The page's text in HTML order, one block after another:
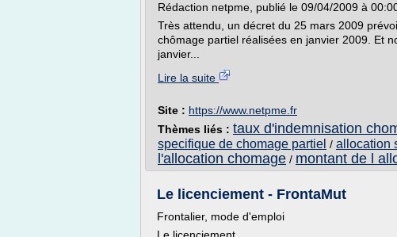
Rédaction netpme, publié le 09/04/2009 à
Très attendu, un décret du 25 mars 2009
chômage partiel réalisées en janvier 2009. Et
janvier...
Lire la suite
Site : https://www.netpme.fr
Thèmes liés : taux d'indemnisation
specifique de chomage partiel / allocation
l'allocation chomage / montant de l
Le licenciement - FrontaMut
Frontalier, mode d'emploi